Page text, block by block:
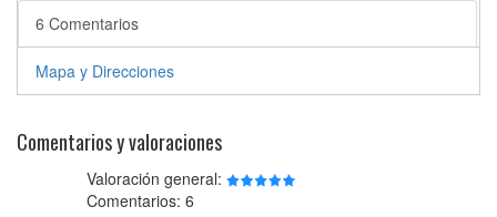
6 Comentarios
Mapa y Direcciones
Comentarios y valoraciones
Valoración general:
Comentarios: 6